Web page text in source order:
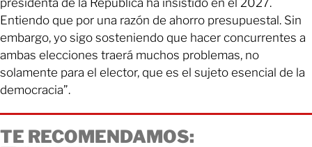
presidenta de la República ha insistido en el 2027.
Entiendo que por una razón de ahorro presupuestal. Sin
embargo, yo sigo sosteniendo que hacer concurrentes a
ambas elecciones traerá muchos problemas, no
solamente para el elector, que es el sujeto esencial de la
democracia”.
TE RECOMENDAMOS: